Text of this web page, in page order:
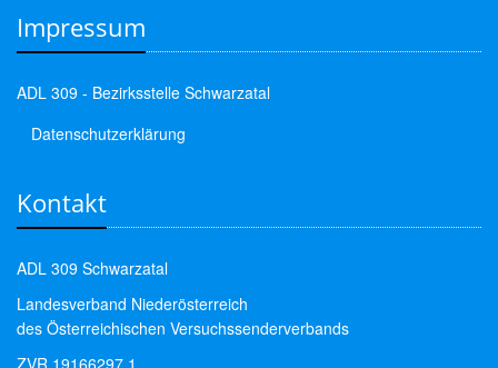
Impressum
ADL 309 - Bezirksstelle Schwarzatal
Datenschutzerklärung
Kontakt
ADL 309 Schwarzatal
Landesverband Niederösterreich
des Österreichischen Versuchssenderverbands
ZVR 19166297 1